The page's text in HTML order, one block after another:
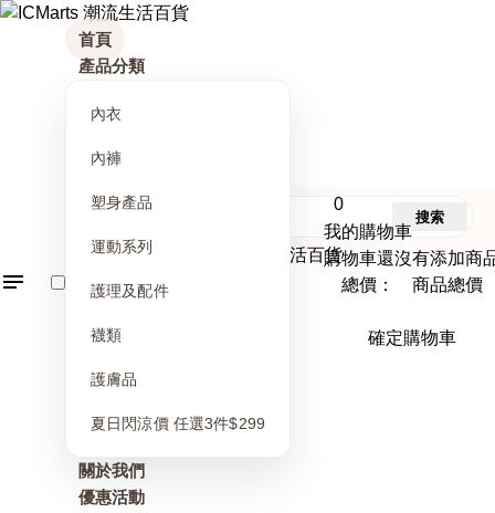
首頁
產品分類
內衣
內褲
塑身產品
運動系列
護理及配件
襪類
護膚品
夏日閃涼價 任選3件$299
關於我們
優惠活動
0
我的購物車
購物車還沒有添加商
總價： 商品總價
確定購物車
搜索